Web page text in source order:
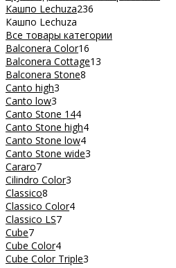
Кашпо Lechuza236
Кашпо Lechuza
Все товары категории
Balconera Color16
Balconera Cottage13
Balconera Stone8
Canto high3
Canto low3
Canto Stone 144
Canto Stone high4
Canto Stone low4
Canto Stone wide3
Cararo7
Cilindro Color3
Classico8
Classico Color4
Classico LS7
Cube7
Cube Color4
Cube Color Triple3